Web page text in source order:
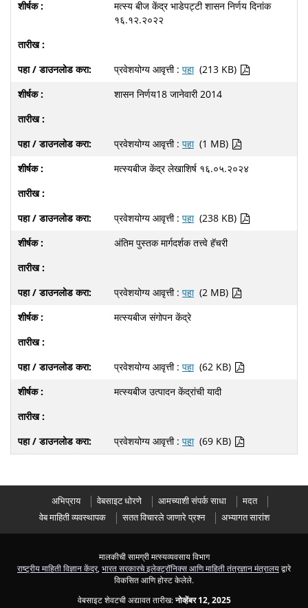
मत्स्य बीज केंद्र भाडेपट्टी शासन निर्णय दिनांक
१६.१२.२०२२
प्रवेशयोग्य आवृत्ती : पहा (213 KB)
शासन निर्णय18 जानेवारी 2014
प्रवेशयोग्य आवृत्ती : पहा (1 MB)
मत्स्यबीज केंद्र लेखाशिर्ष १६.०५.२०२४
प्रवेशयोग्य आवृत्ती : पहा (238 KB)
अंतिम पुस्तक मार्गदर्शक तत्त्वे हॅचरी
प्रवेशयोग्य आवृत्ती : पहा (2 MB)
मत्स्यबीज संगोपन केंद्रे
प्रवेशयोग्य आवृत्ती : पहा (62 KB)
मत्स्यबीज उत्पादन केंद्रांची यादी
प्रवेशयोग्य आवृत्ती : पहा (69 KB)
अभिप्राय वेबसाइट धोरणे आमच्याशी संपर्क साधा
मदत
वेब माहिती व्यवस्थापक
सतत विचारले जाणारे प्रश्न अभ्यागत सारांश
मालकीची सामग्री मत्स्यव्यवसाय विभाग
राष्ट्रीय माहिती विज्ञान केंद्र, भारत सरकारचे इलेक्ट्रॉनिक्स आणि माहिती तंत्रज्ञान मंत्रालयद्वारे
विकसित आणि होस्ट केलेले.
वेबसाइट शेवटची अद्यावत तारीख:नोव्हेंबर 12, 2025